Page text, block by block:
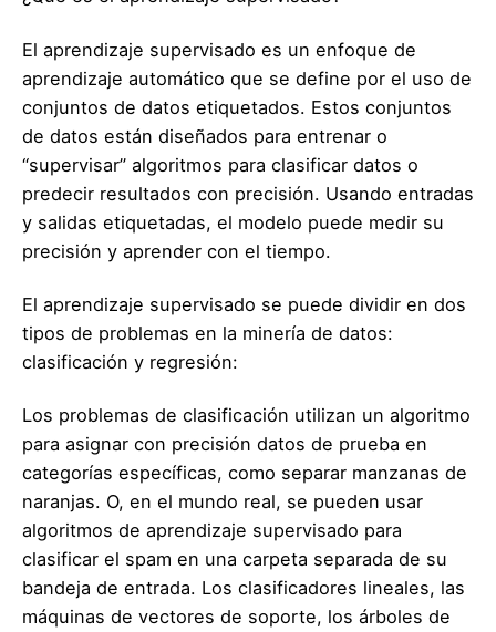
El aprendizaje supervisado es un enfoque de
aprendizaje automático que se define por el uso de
conjuntos de datos etiquetados. Estos conjuntos
de datos están diseñados para entrenar o
“supervisar” algoritmos para clasificar datos o
predecir resultados con precisión. Usando entradas
y salidas etiquetadas, el modelo puede medir su
precisión y aprender con el tiempo.
El aprendizaje supervisado se puede dividir en dos
tipos de problemas en la minería de datos:
clasificación y regresión:
Los problemas de clasificación utilizan un algoritmo
para asignar con precisión datos de prueba en
categorías específicas, como separar manzanas de
naranjas. O, en el mundo real, se pueden usar
algoritmos de aprendizaje supervisado para
clasificar el spam en una carpeta separada de su
bandeja de entrada. Los clasificadores lineales, las
máquinas de vectores de soporte, los árboles de